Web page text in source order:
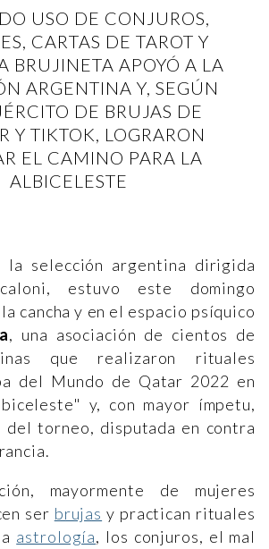
USO DE CONJUROS,
CARTAS DE TAROT Y
BRUJINETA APOYÓ A LA
ARGENTINA Y, SEGÚN
DE BRUJAS DE
Y TIKTOK, LOGRARON
EL CAMINO PARA LA
ALBICELESTE
la selección argentina dirigida
estuvo este domingo
cancha y en el espacio psíquico
, una asociación de cientos de
que realizaron rituales
del Mundo de Qatar 2022 en
y, con mayor ímpetu,
torneo, disputada en contra
mayormente de mujeres
ser brujas y practican rituales
astrología, los conjuros, el mal